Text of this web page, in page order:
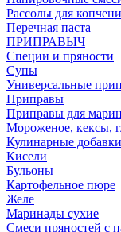
Рассолы для
Перечная паста
ПРИПРАВЫЧ
Специи и пряности
Супы
Универсальные
Приправы
Приправы для
Мороженое, кексы,
Кулинарные добавки
Кисели
Бульоны
Картофельное пюре
Желе
Маринады сухие
Смеси пряностей с